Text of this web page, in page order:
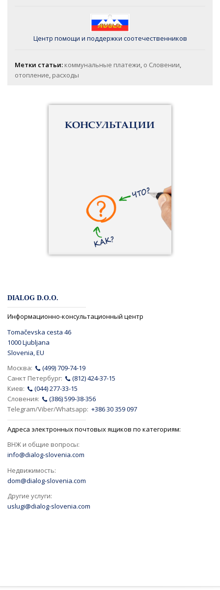
Центр помощи и поддержки соотечественников
Метки статьи: коммунальные платежи, о Словении,
отопление, расходы
DIALOG D.O.O.
Информационно-консультационный центр
Tomačevska cesta 46
1000 Ljubljana
Slovenia, EU
Москва:
(499) 709-74-19
Санкт Петербург:
(812) 424-37-15
Киев:
(044) 277-33-15
Словения:
(386) 599-38-356
Telegram/Viber/Whatsapp: +386 30 359 097
Адреса электронных почтовых ящиков по категориям:
ВНЖ и общие вопросы:
info@dialog-slovenia.com
Недвижимость:
dom@dialog-slovenia.com
Другие услуги:
uslugi@dialog-slovenia.com